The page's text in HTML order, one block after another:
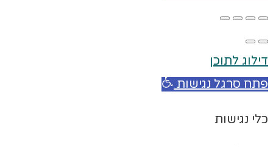
דילוג לתוכן
פתח סרגל נגישות
כלי נגישות